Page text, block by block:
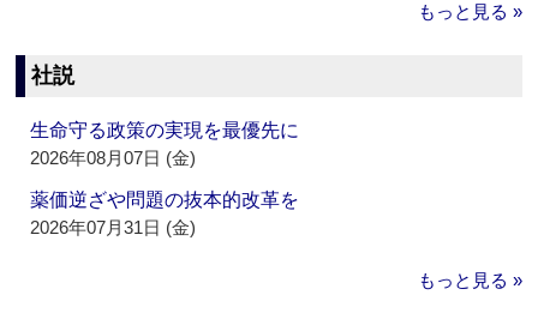
もっと見る »
社説
生命守る政策の実現を最優先に
2026年08月07日 (金)
薬価逆ざや問題の抜本的改革を
2026年07月31日 (金)
もっと見る »